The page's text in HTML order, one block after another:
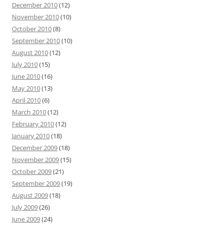
December 2010(12)
November 2010(10)
October 2010(8)
September 2010(10)
August 2010(12)
July 2010(15)
June 2010(16)
May 2010(13)
April 2010(6)
March 2010(12)
February 2010(12)
January 2010(18)
December 2009(18)
November 2009(15)
October 2009(21)
September 2009(19)
August 2009(18)
July 2009(26)
June 2009(24)